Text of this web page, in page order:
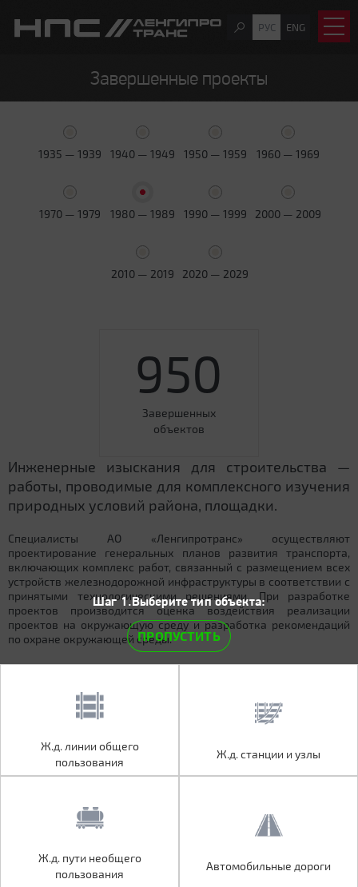
РУС ENG
Завершенные проекты
1935 — 1939 1940 — 1949 1950 — 1959 1960 — 1969
1970 — 1979 1980 — 1989 1990 — 1999 2000 — 2009
2010 — 2019 2020 — 2029
950
Завершенных
объектов
Инженерные изыскания для строительства —
работы, проводимые для комплексного изучения
природных условий района, площадки.
Специалисты АО «Ленгипротранс» осуществляют
проектирование генеральных планов развития транспорта,
включающих комплекс работ, связанный с размещением всех
устройств железнодорожной инфраструктуры в соответствии с
принятыми технологическими решениями. При разработке
проектов производится оценка воздействия реализации
проектов на окружающую среду и разработка рекомендаций
по охране окружающей среды.
Ж.д. линии общего
пользования
Ж.д. пути необщего
пользования
Автомобильные дороги
Шаг 1.Выберите тип объекта:
ПРОПУСТИТЬ
Ж.д. линии общего
пользования
Ж.д. станции и узлы
Ж.д. пути необщего
пользования
Автомобильные дороги